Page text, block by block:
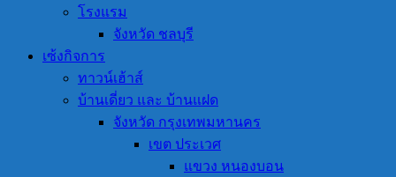
โรงแรม
จังหวัด ชลบุรี
เซ้งกิจการ
ทาวน์เฮ้าส์
บ้านเดี่ยว และ บ้านแฝด
จังหวัด กรุงเทพมหานคร
เขต ประเวศ
แขวง หนองบอน